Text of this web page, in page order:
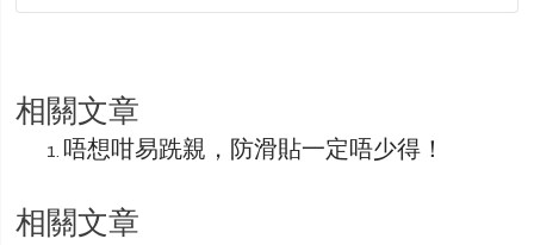
相關文章
唔想咁易跣親，防滑貼一定唔少得！
相關文章